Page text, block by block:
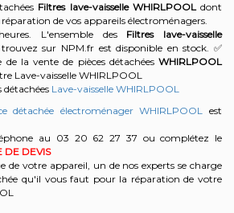
Filtres lave-vaisselle WHIRLPOOLdont
de vos appareils électroménagers.
L'ensemble des Filtres lave-vaisselle
sur NPM.fr est disponible en stock. ✅
la vente de pièces détachées WHIRLPOOL
Lave-vaisselle WHIRLPOOL
détachées Lave-vaisselle WHIRLPOOL
détachée électroménager WHIRLPOOL est
au 03 20 62 27 37 ou complétez le
DEVIS
de votre appareil, un de nos experts se charge
qu'il vous faut pour la réparation de votre